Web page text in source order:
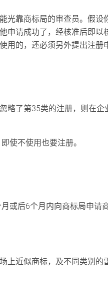
光靠商标局的审查员。假设
申请成功了，经核准后即以
用的，还必须另外提出注册
略了第35类的注册，则在企
使不使用也要注册。
或后6个月内向商标局申请
近似商标，及不同类别的